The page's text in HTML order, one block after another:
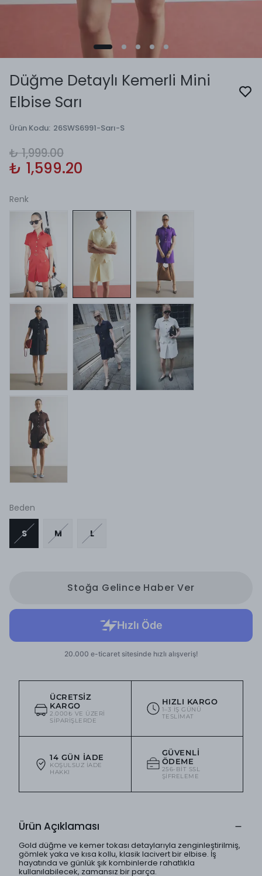
Düğme Detaylı Kemerli Mini
Elbise Sarı
Ürün Kodu: 26SWS6991-Sarı-S
₺ 1,999.00
₺ 1,599.20
Renk
Beden
S M L
Stoğa Gelince Haber Ver
ÜCRETSIZ
KARGO
2.000₺ VE ÜZERI
SIPARIŞLERDE
HIZLI KARGO
1–3 IŞ GÜNÜ
TESLIMAT
14 GÜN İADE
KOŞULSUZ IADE
HAKKI
GÜVENLI
ÖDEME
256-BIT SSL
ŞIFRELEME
Ürün Açıklaması
Gold düğme ve kemer tokası detaylarıyla zenginleştirilmiş,
gömlek yaka ve kısa kollu, klasik lacivert bir elbise. İş
hayatında ve günlük şık kombinlerde rahatlıkla
kullanılabilecek, zamansız bir parça.